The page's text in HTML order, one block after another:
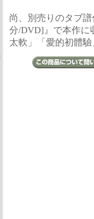
尚、別売りのタブ
分/DVD]』で本作に
太軟」「愛的初體